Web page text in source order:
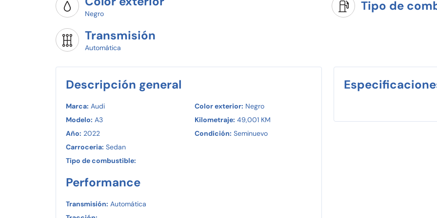
Contáctanos para conocer las opciones de pago que te podemos ofrecer.
Negro
Tipo de
Transmisión
Automática
Descripción general
Marca: Audi
Modelo: A3
Año: 2022
Carroceria: Sedan
Tipo de combustible:
Color exterior: Negro
Kilometraje: 49,001 KM
Condición: Seminuevo
Performance
Transmisión: Automática